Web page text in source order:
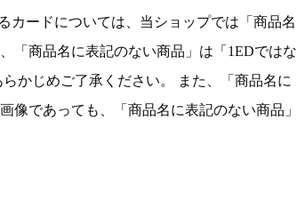
カードについては、当ショップでは「商品名
「商品名に表記のない商品」は「1EDではな
かじめご了承ください。 また、「商品名に
像であっても、「商品名に表記のない商品」